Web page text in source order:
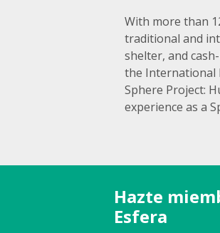
With more than
traditional and
shelter, and
the International
Sphere Project:
experience as a
Hazte
Esfera